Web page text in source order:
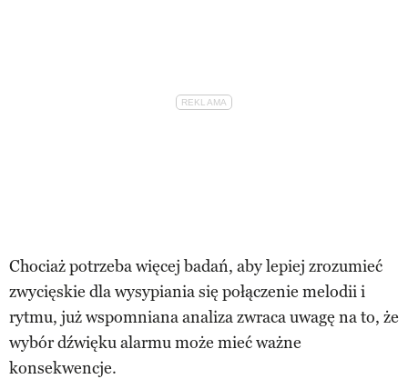
Chociaż potrzeba więcej badań, aby lepiej zrozumieć
zwycięskie dla wysypiania się połączenie melodii i
rytmu, już wspomniana analiza zwraca uwagę na to, że
wybór dźwięku alarmu może mieć ważne
konsekwencje.